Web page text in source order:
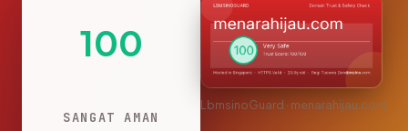
100
SANGAT AMAN
LbmsinoGuard · menarahijau.com